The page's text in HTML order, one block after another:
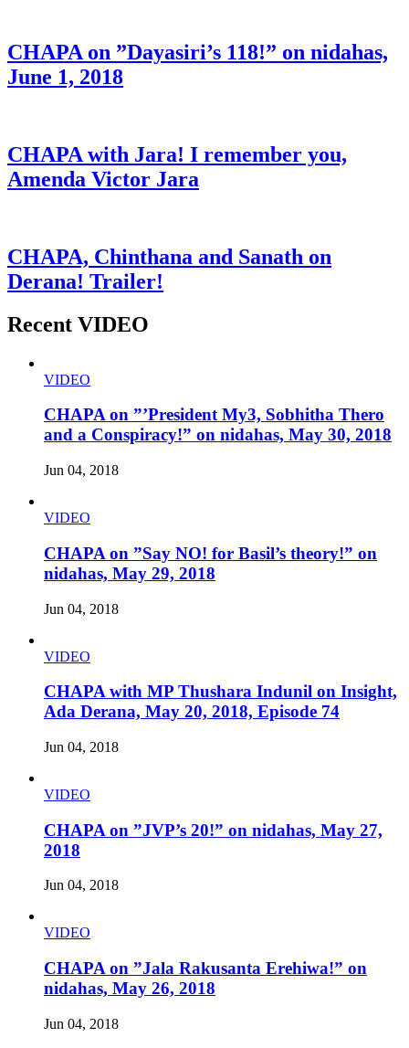
CHAPA on ”Dayasiri’s 118!” on nidahas,
June 1, 2018
CHAPA with Jara! I remember you,
Amenda Victor Jara
CHAPA, Chinthana and Sanath on
Derana! Trailer!
Recent VIDEO
VIDEO
CHAPA on ”’President My3, Sobhitha Thero
and a Conspiracy!” on nidahas, May 30, 2018
Jun 04, 2018
VIDEO
CHAPA on ”Say NO! for Basil’s theory!” on
nidahas, May 29, 2018
Jun 04, 2018
VIDEO
CHAPA with MP Thushara Indunil on Insight,
Ada Derana, May 20, 2018, Episode 74
Jun 04, 2018
VIDEO
CHAPA on ”JVP’s 20!” on nidahas, May 27,
2018
Jun 04, 2018
VIDEO
CHAPA on ”Jala Rakusanta Erehiwa!” on
nidahas, May 26, 2018
Jun 04, 2018